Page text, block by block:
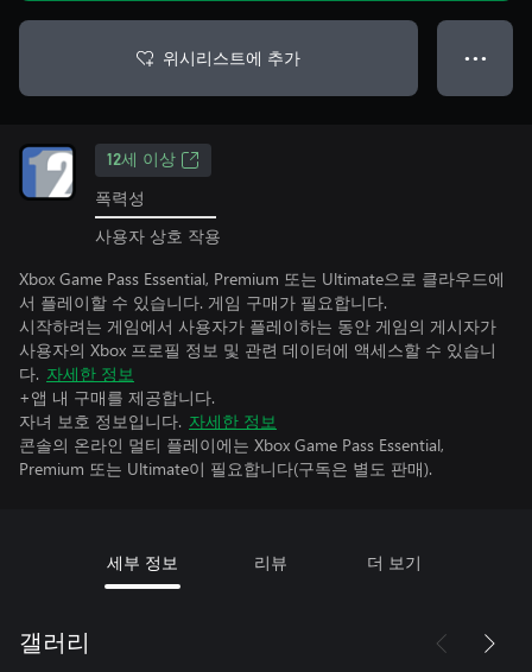
위시리스트에 추가 ● ● ●
12세 이상
폭력성
사용자 상호 작용
Xbox Game Pass Essential, Premium 또는 Ultimate으로 클라우드에
서 플레이할 수 있습니다. 게임 구매가 필요합니다.
시작하려는 게임에서 사용자가 플레이하는 동안 게임의 게시자가
사용자의 Xbox 프로필 정보 및 관련 데이터에 액세스할 수 있습니
다. 자세한 정보
+앱 내 구매를 제공합니다.
자녀 보호 정보입니다. 자세한 정보
콘솔의 온라인 멀티 플레이에는 Xbox Game Pass Essential,
Premium 또는 Ultimate이 필요합니다(구독은 별도 판매).
세부 정보 리뷰 더 보기
갤러리